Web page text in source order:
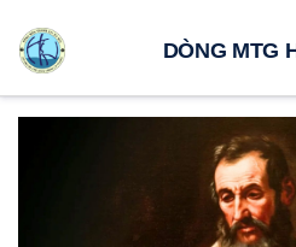
DÒNG MTG